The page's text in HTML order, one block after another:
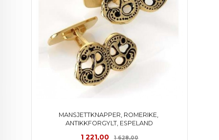
MANSJETTKNAPPER, ROMERIKE,
ANTIKKFORGYLT, ESPELAND
Tilbud
1 221,00 1 628,00Rabatt